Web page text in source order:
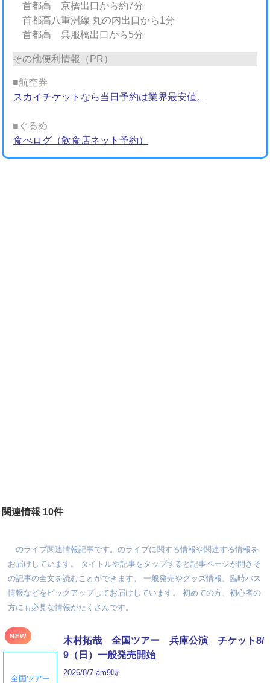
首都高 京橋出口から約7分
首都高八重洲線 丸の内出口から1分
首都高 呉服橋出口から5分
その他便利情報（PR）
■航空券
スカイチケットなら当日予約は業界最安値。
■ぐるめ
食べログ（飲食店ネット予約）
関連情報 10件
のライブ関連情報記事です。のライブに関する情報や関連する情報を
お届けしています。 タイトルや記事をタップすると記事ページが開きそ
の記事の全文を読むことができます。 一般発売やグッズ情報、臨時バス
情報などをピックアップしてお届けしています。 初めての方、初心者の
方にも必見な情報がたくさんです。
NEW
全国ツアー
木村拓哉 全国ツアー 兵庫公演 チケット8/
9（日）一般発売開始
2026/8/7 am9時